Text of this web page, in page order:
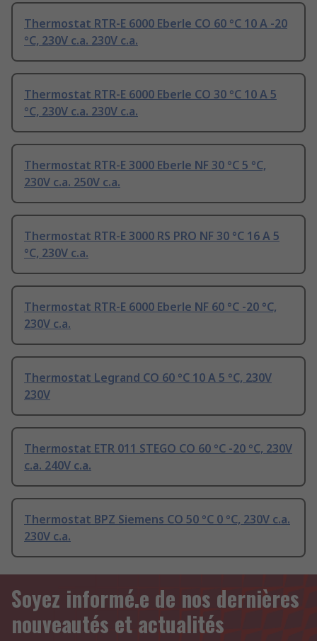
Thermostat RTR-E 6000 Eberle CO 60 °C 10 A -20
°C, 230V c.a. 230V c.a.
Thermostat RTR-E 6000 Eberle CO 30 °C 10 A 5
°C, 230V c.a. 230V c.a.
Thermostat RTR-E 3000 Eberle NF 30 °C 5 °C,
230V c.a. 250V c.a.
Thermostat RTR-E 3000 RS PRO NF 30 °C 16 A 5
°C, 230V c.a.
Thermostat RTR-E 6000 Eberle NF 60 °C -20 °C,
230V c.a.
Thermostat Legrand CO 60 °C 10 A 5 °C, 230V
230V
Thermostat ETR 011 STEGO CO 60 °C -20 °C, 230V
c.a. 240V c.a.
Thermostat BPZ Siemens CO 50 °C 0 °C, 230V c.a.
230V c.a.
Soyez informé.e de nos dernières
nouveautés et actualités